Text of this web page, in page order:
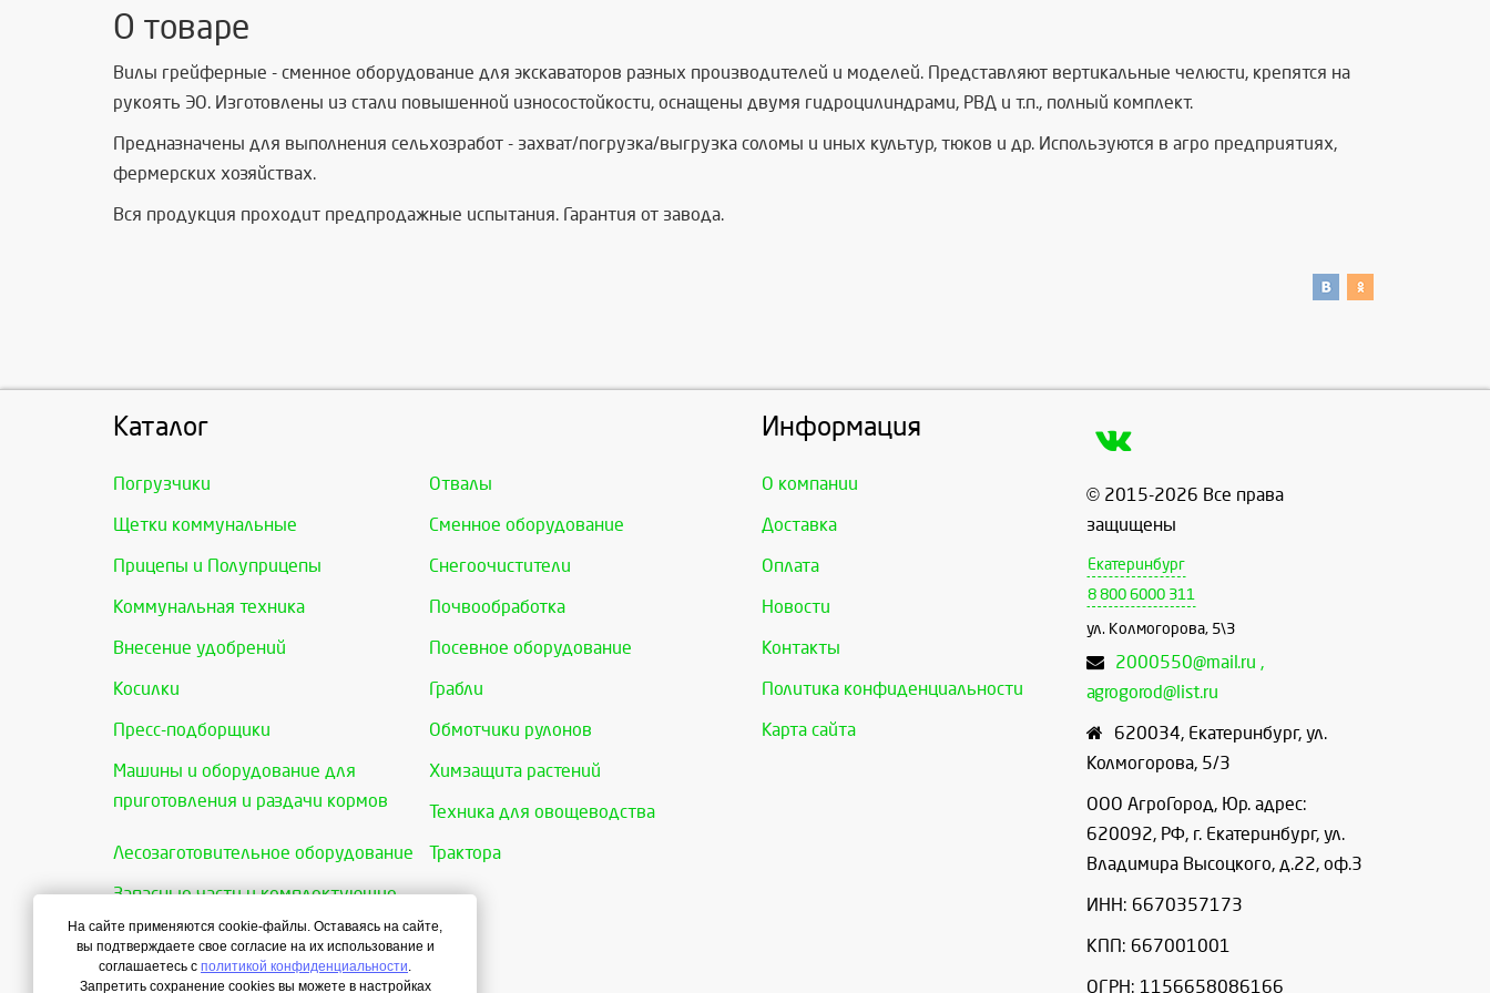
О товаре
Вилы грейферные - сменное оборудование для экскаваторов разных производителей и моделей. Представляют вертикальные челюсти, крепятся на
рукоять ЭО. Изготовлены из стали повышенной износостойкости, оснащены двумя гидроцилиндрами, РВД и т.п., полный комплект.
Предназначены для выполнения сельхозработ - захват/погрузка/выгрузка соломы и иных культур, тюков и др. Используются в агро предприятиях,
фермерских хозяйствах.
Вся продукция проходит предпродажные испытания. Гарантия от завода.
Каталог
Погрузчики Отвалы
Щетки коммунальные Сменное оборудование
Прицепы и Полуприцепы Снегоочистители
Коммунальная техника Почвообработка
Внесение удобрений Посевное оборудование
Косилки Грабли
Пресс-подборщики Обмотчики рулонов
Машины и оборудование для
приготовления и раздачи кормов
Химзащита растений
Техника для овощеводства
Лесозаготовительное оборудование Трактора
Запасные части и комплектующие
Информация
О компании
Доставка
Оплата
Новости
Контакты
Политика конфиденциальности
Карта сайта
© 2015-2026 Все права
защищены
Екатеринбург
8 800 6000 311
ул. Колмогорова, 5\3
2000550@mail.ru ,
agrogorod@list.ru
620034, Екатеринбург, ул.
Колмогорова, 5/3
ООО АгроГород, Юр. адрес:
620092, РФ, г. Екатеринбург, ул.
Владимира Высоцкого, д.22, оф.3
ИНН: 6670357173
КПП: 667001001
ОГРН: 1156658086166
На сайте применяются cookie-файлы. Оставаясь на сайте,
вы подтверждаете свое согласие на их использование и
соглашаетесь с политикой конфиденциальности.
Запретить сохранение cookies вы можете в настройках